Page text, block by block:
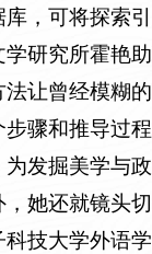
，可将探索引
研究所霍艳
让曾经模糊
骤和推导过
发掘美学与
她还就镜头
技大学外语